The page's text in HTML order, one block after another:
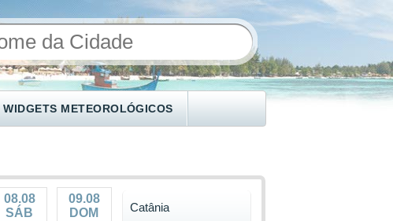
WIDGETS METEOROLÓGICOS
08.08
SÁB
09.08
DOM
Catânia